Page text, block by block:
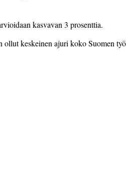
kasvavan 3 prosenttia.
ollut keskeinen ajuri koko Suomen